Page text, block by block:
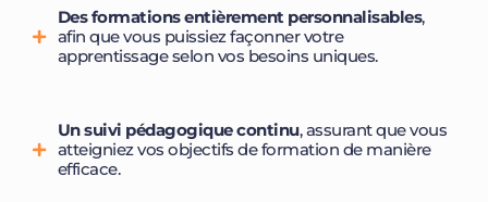
Des formations entièrement personnalisables,
afin que vous puissiez façonner votre
apprentissage selon vos besoins uniques.
Unsuivi pédagogique continu, assurant que vous
atteigniez vos objectifs de formation de manière
efficace.